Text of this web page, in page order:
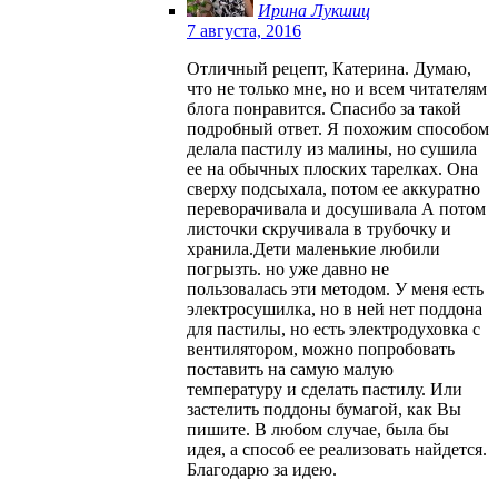
Ирина Лукшиц
7 августа, 2016
Отличный рецепт, Катерина. Думаю,
что не только мне, но и всем читателям
блога понравится. Спасибо за такой
подробный ответ. Я похожим способом
делала пастилу из малины, но сушила
ее на обычных плоских тарелках. Она
сверху подсыхала, потом ее аккуратно
переворачивала и досушивала А потом
листочки скручивала в трубочку и
хранила.Дети маленькие любили
погрызть. но уже давно не
пользовалась эти методом. У меня есть
электросушилка, но в ней нет поддона
для пастилы, но есть электродуховка с
вентилятором, можно попробовать
поставить на самую малую
температуру и сделать пастилу. Или
застелить поддоны бумагой, как Вы
пишите. В любом случае, была бы
идея, а способ ее реализовать найдется.
Благодарю за идею.